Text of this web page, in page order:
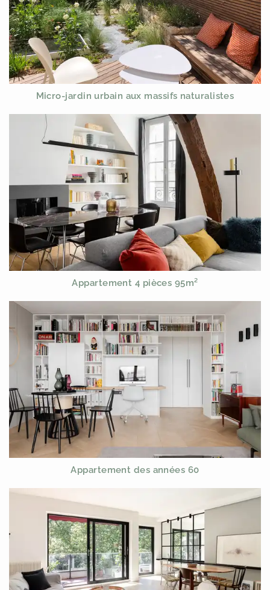
Micro-jardin urbain aux massifs naturalistes
Appartement 4 pièces 95m²
Appartement des années 60